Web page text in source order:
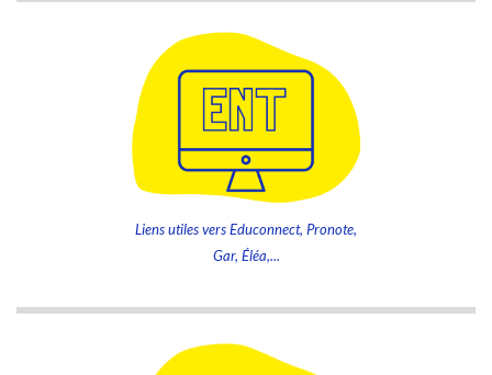
Liens utiles vers Educonnect, Pronote,
Gar, Éléa,...